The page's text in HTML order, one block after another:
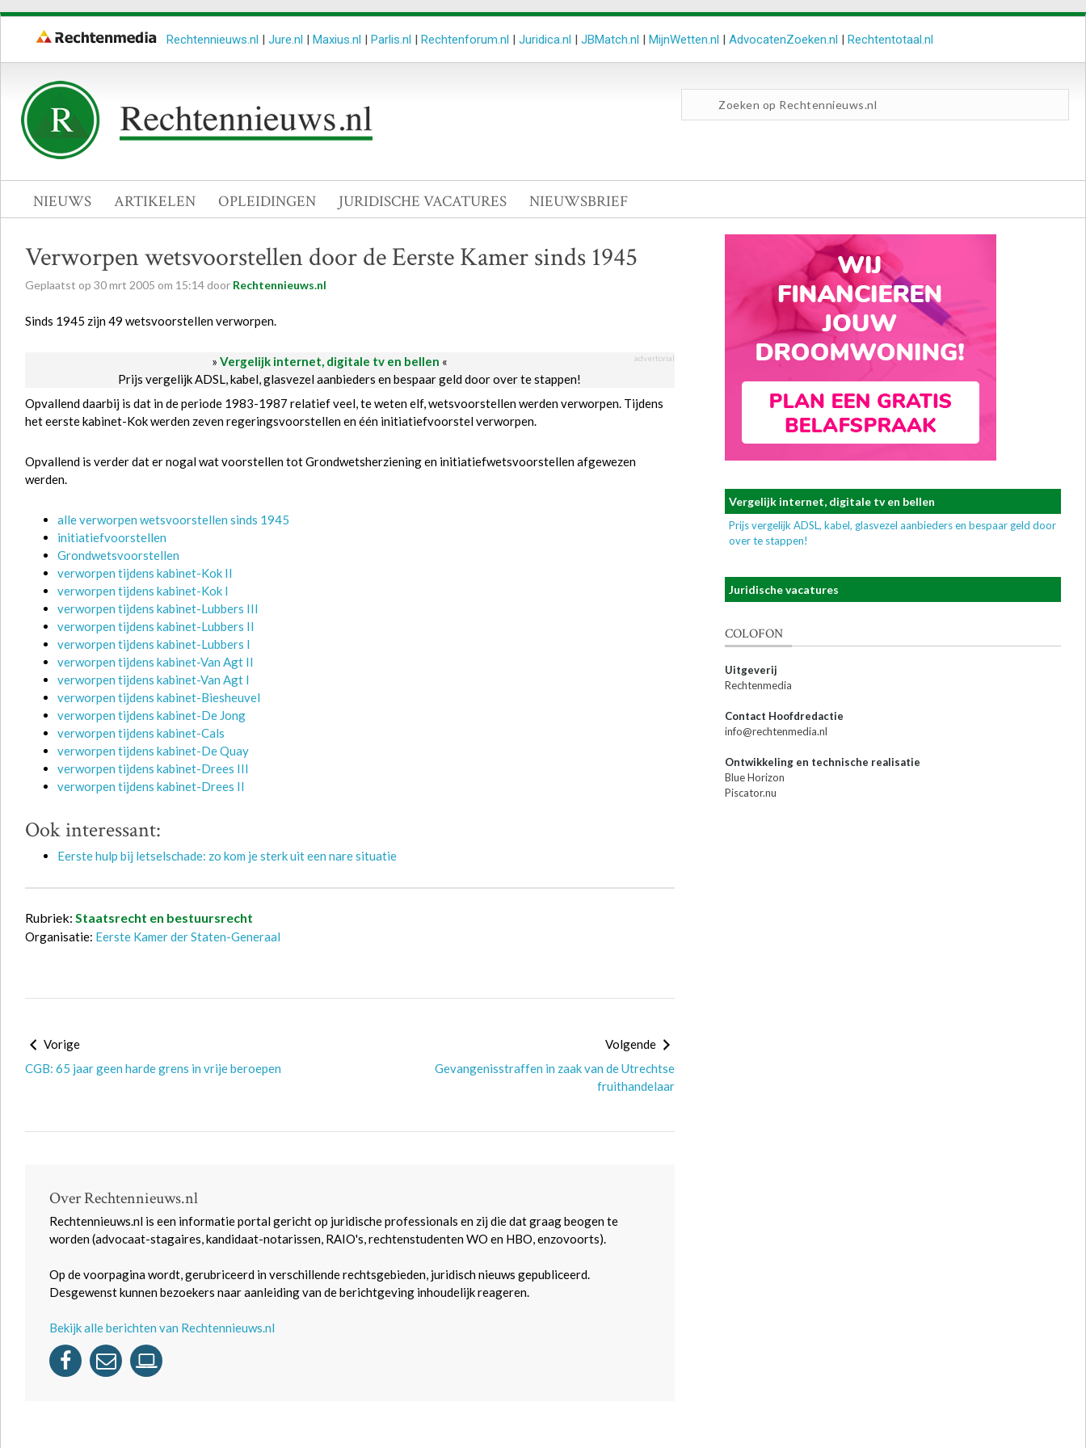
Rechtennieuws.nl | Jure.nl | Maxius.nl | Parlis.nl | Rechtenforum.nl | Juridica.nl | JBMatch.nl | MijnWetten.nl | AdvocatenZoeken.nl | Rechtentotaal.nl
NIEUWS ARTIKELEN OPLEIDINGEN JURIDISCHE VACATURES NIEUWSBRIEF
Verworpen wetsvoorstellen door de Eerste Kamer sinds 1945
Geplaatst op 30mrt 2005 om 15:14 door Rechtennieuws.nl
Sinds 1945 zijn 49 wetsvoorstellen verworpen.
» Vergelijk internet, digitale tv en bellen « advertorial
Prijs vergelijk ADSL, kabel, glasvezel aanbieders en bespaar geld door over te stappen!
Opvallend daarbij is dat in de periode 1983-1987 relatief veel, te weten elf, wetsvoorstellen werden verworpen. Tijdens
het eerste kabinet-Kok werden zeven regeringsvoorstellen en één initiatiefvoorstel verworpen.
Opvallend is verder dat er nogal wat voorstellen tot Grondwetsherziening en initiatiefwetsvoorstellen afgewezen
werden.
alle verworpen wetsvoorstellen sinds 1945
initiatiefvoorstellen
Grondwetsvoorstellen
verworpen tijdens kabinet-Kok II
verworpen tijdens kabinet-Kok I
verworpen tijdens kabinet-Lubbers III
verworpen tijdens kabinet-Lubbers II
verworpen tijdens kabinet-Lubbers I
verworpen tijdens kabinet-Van Agt II
verworpen tijdens kabinet-Van Agt I
verworpen tijdens kabinet-Biesheuvel
verworpen tijdens kabinet-De Jong
verworpen tijdens kabinet-Cals
verworpen tijdens kabinet-De Quay
verworpen tijdens kabinet-Drees III
verworpen tijdens kabinet-Drees II
Ook interessant:
Eerste hulp bij letselschade: zo kom je sterk uit een nare situatie
Rubriek: Staatsrecht en bestuursrecht
Organisatie: Eerste Kamer der Staten-Generaal
Vorige
CGB: 65 jaar geen harde grens in vrije beroepen
Volgende
Gevangenisstraffen in zaak van de Utrechtse
fruithandelaar
Over Rechtennieuws.nl
Rechtennieuws.nl is een informatie portal gericht op juridische professionals en zij die dat graag beogen te
worden (advocaat-stagaires, kandidaat-notarissen, RAIO's, rechtenstudenten WO en HBO, enzovoorts).
Op de voorpagina wordt, gerubriceerd in verschillende rechtsgebieden, juridisch nieuws gepubliceerd.
Desgewenst kunnen bezoekers naar aanleiding van de berichtgeving inhoudelijk reageren.
Bekijk alle berichten van Rechtennieuws.nl
Vergelijk internet, digitale tv en bellen
Prijs vergelijk ADSL, kabel, glasvezel aanbieders en bespaar geld door
over te stappen!
Juridische vacatures
COLOFON
Uitgeverij
Rechtenmedia
Contact Hoofdredactie
info@rechtenmedia.nl
Ontwikkeling en technische realisatie
Blue Horizon
Piscator.nu